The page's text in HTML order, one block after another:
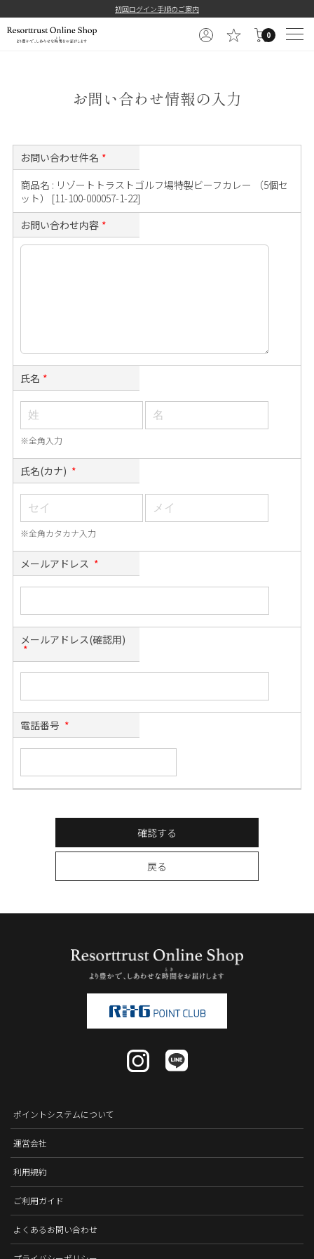
==============================================
初回ログイン手順のご案内
0
お問い合わせ情報の入力
お問い合わせ件名 *
商品名 : リゾートトラストゴルフ場特製ビーフカレー （5個セ
ット） [11-100-000057-1-22]
お問い合わせ内容 *
氏名 *
※全角入力
氏名(カナ) *
※全角カタカナ入力
メールアドレス *
メールアドレス(確認用)
*
電話番号 *
確認する
戻る
ポイントシステムについて
運営会社
利用規約
ご利用ガイド
よくあるお問い合わせ